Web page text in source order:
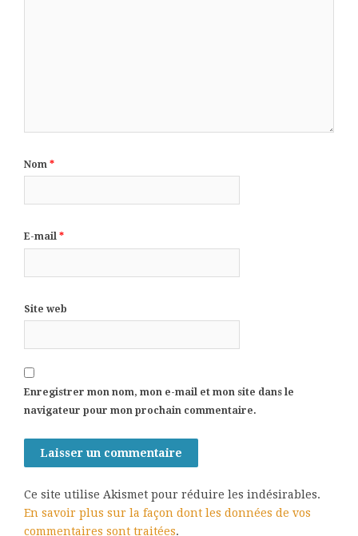
Nom *
E-mail *
Site web
Enregistrer mon nom, mon e-mail et mon site dans le
navigateur pour mon prochain commentaire.
Ce site utilise Akismet pour réduire les indésirables.
En savoir plus sur la façon dont les données de vos
commentaires sont traitées.